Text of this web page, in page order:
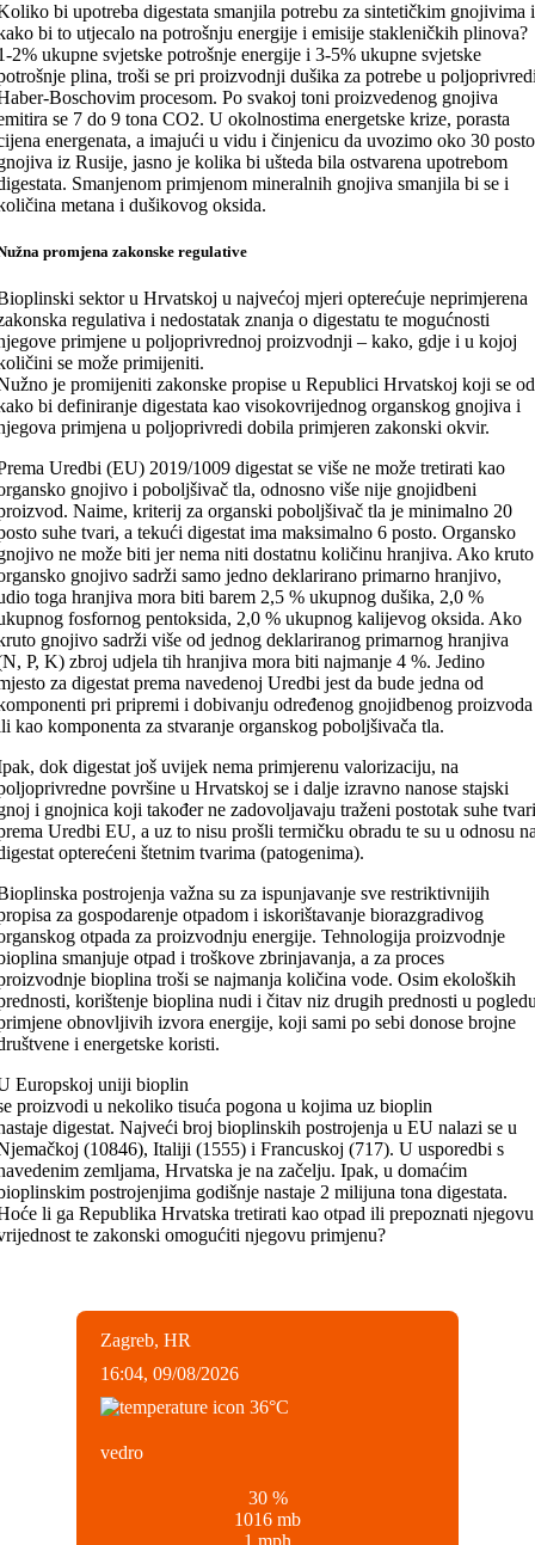
bi upotreba digestata smanjila potrebu za sintetičkim gnojivima i
bi to utjecalo na potrošnju energije i emisije stakleničkih plinova?
2% ukupne svjetske potrošnje energije i 3-5% ukupne svjetske
plina, troši se pri proizvodnji dušika za potrebe u
Boschovim procesom. Po svakoj toni proizvedenog gnojiva
se 7 do 9 tona CO2. U okolnostima energetske krize, porasta
energenata, a imajući u vidu i činjenicu da uvozimo oko 30 posto
iz Rusije, jasno je kolika bi ušteda bila ostvarena upotrebom
Smanjenom primjenom mineralnih gnojiva smanjila bi se i
metana i dušikovog oksida.
promjena zakonske regulative
sektor u Hrvatskoj u najvećoj mjeri opterećuje neprimjerena
regulativa i nedostatak znanja o digestatu te mogućnosti
primjene u poljoprivrednoj proizvodnji – kako, gdje i u kojoj
se može primijeniti.
je promijeniti zakonske propise u Republici Hrvatskoj koji se
bi definiranje digestata kao visokovrijednog organskog gnojiva i
primjena u poljoprivredi dobila primjeren zakonski okvir.
Uredbi (EU) 2019/1009 digestat se više ne može tretirati kao
gnojivo i poboljšivač tla, odnosno više nije gnojidbeni
Naime, kriterij za organski poboljšivač tla je minimalno 20
suhe tvari, a tekući digestat ima maksimalno 6 posto. Organsko
ne može biti jer nema niti dostatnu količinu hranjiva. Ako kruto
gnojivo sadrži samo jedno deklarirano primarno hranjivo,
toga hranjiva mora biti barem 2,5 % ukupnog dušika, 2,0 %
fosfornog pentoksida, 2,0 % ukupnog kalijevog oksida. Ako
gnojivo sadrži više od jednog deklariranog primarnog hranjiva
P, K) zbroj udjela tih hranjiva mora biti najmanje 4 %. Jedino
za digestat prema navedenoj Uredbi jest da bude jedna od
pri pripremi i dobivanju određenog gnojidbenog proizvoda
kao komponenta za stvaranje organskog poboljšivača tla.
dok digestat još uvijek nema primjerenu valorizaciju, na
površine u Hrvatskoj se i dalje izravno nanose stajski
i gnojnica koji također ne zadovoljavaju traženi postotak suhe
Uredbi EU, a uz to nisu prošli termičku obradu te su u odnosu
opterećeni štetnim tvarima (patogenima).
postrojenja važna su za ispunjavanje sve restriktivnijih
za gospodarenje otpadom i iskorištavanje biorazgradivog
otpada za proizvodnju energije. Tehnologija proizvodnje
smanjuje otpad i troškove zbrinjavanja, a za proces
bioplina troši se najmanja količina vode. Osim ekoloških
korištenje bioplina nudi i čitav niz drugih prednosti u
obnovljivih izvora energije, koji sami po sebi donose brojne
i energetske koristi.
Europskoj uniji bioplin
proizvodi u nekoliko tisuća pogona u kojima uz bioplin
digestat. Najveći broj bioplinskih postrojenja u EU nalazi se u
(10846), Italiji (1555) i Francuskoj (717). U usporedbi s
zemljama, Hrvatska je na začelju. Ipak, u domaćim
postrojenjima godišnje nastaje 2 milijuna tona digestata.
li ga Republika Hrvatska tretirati kao otpad ili prepoznati njegovu
te zakonski omogućiti njegovu primjenu?
Zagreb, HR
16:04, 09/08/2026
36°C
vedro
30 %
1016 mb